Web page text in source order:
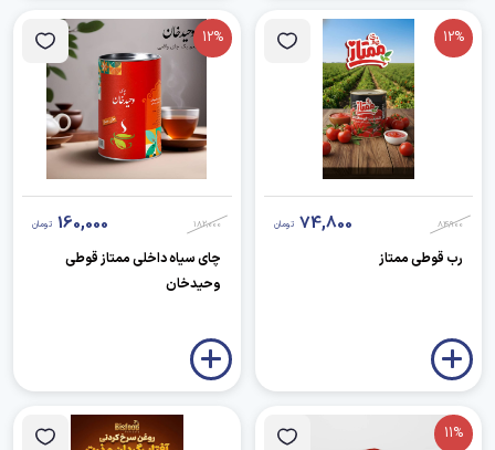
12%
84,900
74,800 تومان
رب قوطی ممتاز
12%
182,000
160,000 تومان
چای سیاه داخلی ممتاز قوطی
وحیدخان
11%